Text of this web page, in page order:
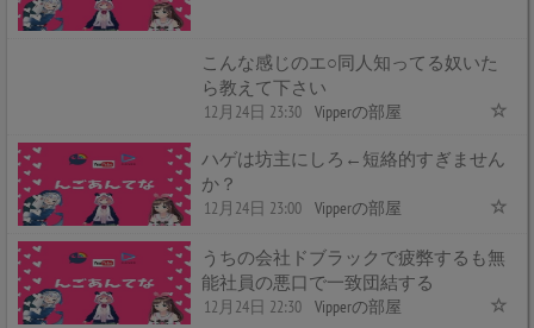
こんな感じのエ○同人知ってる奴いた
ら教えて下さい
12月24日 23:30 Vipperの部屋
ハゲは坊主にしろ←短絡的すぎません
か？
12月24日 23:00 Vipperの部屋
うちの会社ドブラックで疲弊するも無
能社員の悪口で一致団結する
12月24日 22:30 Vipperの部屋